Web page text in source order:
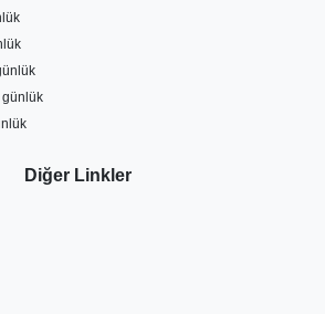
günlük
Diğer Linkler